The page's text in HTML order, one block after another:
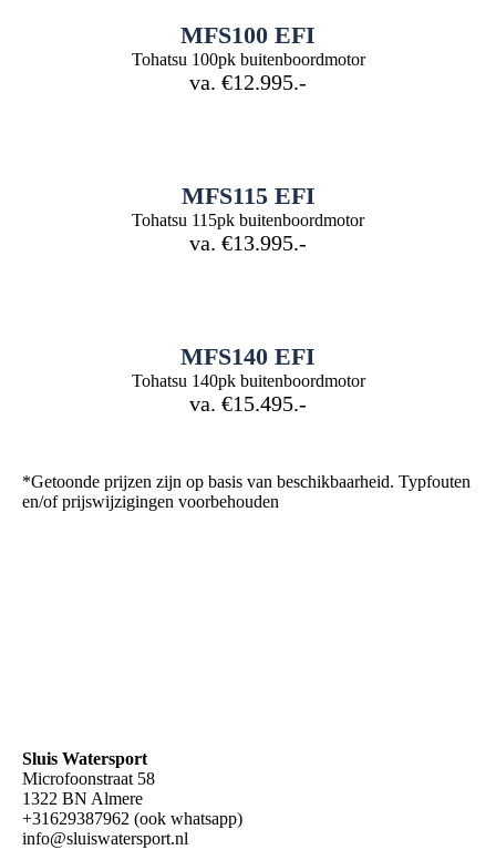
MFS100 EFI
Tohatsu 100pk buitenboordmotor
va. €12.995.-
MFS115 EFI
Tohatsu 115pk buitenboordmotor
va. €13.995.-
MFS140 EFI
Tohatsu 140pk buitenboordmotor
va. €15.495.-
*Getoonde prijzen zijn op basis van beschikbaarheid. Typfouten
en/of prijswijzigingen voorbehouden
Sluis Watersport
Microfoonstraat 58
1322 BN Almere
+31629387962 (ook whatsapp)
info@sluiswatersport.nl